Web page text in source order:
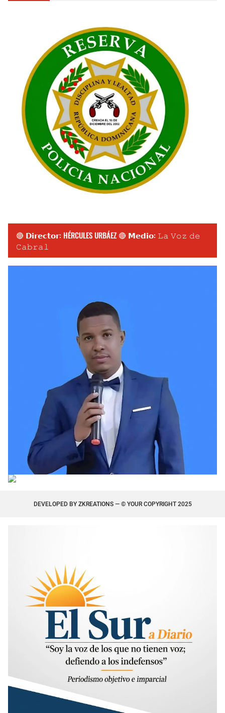
🔴 𝗗𝗶𝗿𝗲𝗰𝘁𝗼𝗿: HÉRCULES URBÁEZ 🔴 𝗠𝗲𝗱𝗶𝗼: 𝙻𝚊 𝚅𝚘𝚣 𝚍𝚎
𝙲𝚊𝚋𝚛𝚊𝚕
DEVELOPED BY ZKREATIONS— © YOUR COPYRIGHT 2025